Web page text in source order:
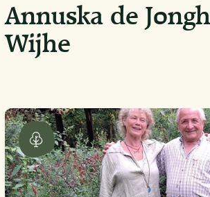
Annuska de
Wijhe